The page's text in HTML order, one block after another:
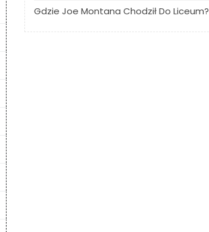
Gdzie Joe Montana Chodził Do Liceum?